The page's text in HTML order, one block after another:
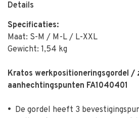
Details
Specificaties:
Maat: S-M / M-L / L-XXL
Gewicht: 1,54 kg
Kratos werkpositioneringsgordel /
aanhechtingspunten FA1040401
• De gordel heeft 3